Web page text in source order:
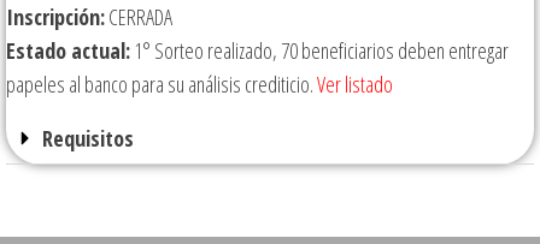
Inscripción:CERRADA
Estado actual: 1° Sorteo realizado, 70 beneficiarios deben entregar
papeles al banco para su análisis crediticio.Ver listado
Requisitos